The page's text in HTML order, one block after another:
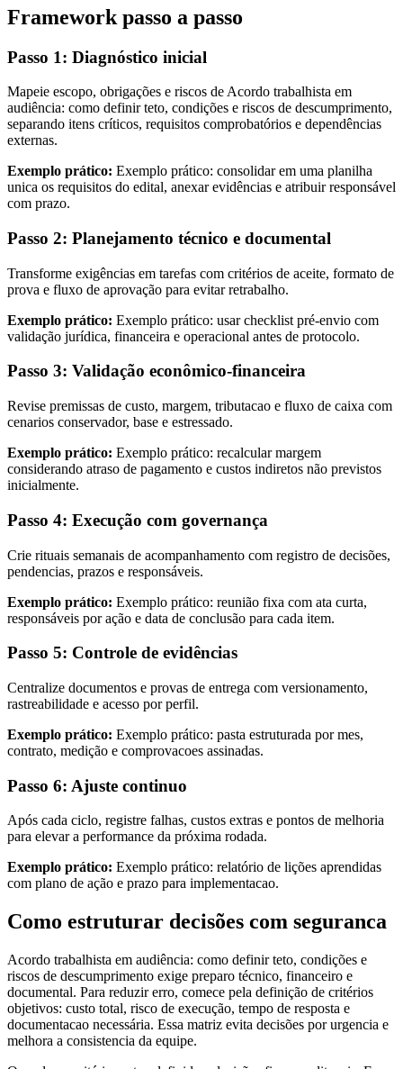
Framework passo a passo
Passo 1: Diagnóstico inicial
Mapeie escopo, obrigações e riscos de Acordo trabalhista em
audiência: como definir teto, condições e riscos de descumprimento,
separando itens críticos, requisitos comprobatórios e dependências
externas.
Exemplo prático: Exemplo prático: consolidar em uma planilha
unica os requisitos do edital, anexar evidências e atribuir responsável
com prazo.
Passo 2: Planejamento técnico e documental
Transforme exigências em tarefas com critérios de aceite, formato de
prova e fluxo de aprovação para evitar retrabalho.
Exemplo prático: Exemplo prático: usar checklist pré-envio com
validação jurídica, financeira e operacional antes de protocolo.
Passo 3: Validação econômico-financeira
Revise premissas de custo, margem, tributacao e fluxo de caixa com
cenarios conservador, base e estressado.
Exemplo prático: Exemplo prático: recalcular margem
considerando atraso de pagamento e custos indiretos não previstos
inicialmente.
Passo 4: Execução com governança
Crie rituais semanais de acompanhamento com registro de decisões,
pendencias, prazos e responsáveis.
Exemplo prático: Exemplo prático: reunião fixa com ata curta,
responsáveis por ação e data de conclusão para cada item.
Passo 5: Controle de evidências
Centralize documentos e provas de entrega com versionamento,
rastreabilidade e acesso por perfil.
Exemplo prático: Exemplo prático: pasta estruturada por mes,
contrato, medição e comprovacoes assinadas.
Passo 6: Ajuste continuo
Após cada ciclo, registre falhas, custos extras e pontos de melhoria
para elevar a performance da próxima rodada.
Exemplo prático: Exemplo prático: relatório de lições aprendidas
com plano de ação e prazo para implementacao.
Como estruturar decisões com seguranca
Acordo trabalhista em audiência: como definir teto, condições e
riscos de descumprimento exige preparo técnico, financeiro e
documental. Para reduzir erro, comece pela definição de critérios
objetivos: custo total, risco de execução, tempo de resposta e
documentacao necessária. Essa matriz evita decisões por urgencia e
melhora a consistencia da equipe.